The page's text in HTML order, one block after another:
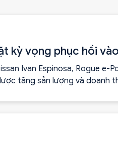
kỳ vọng phục hồi
Ivan Espinosa, Rogue e-
tăng sản lượng và doanh